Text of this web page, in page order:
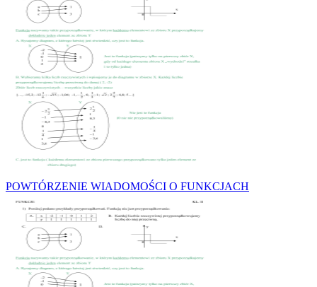
POWTÓRZENIE WIADOMOŚCI O FUNKCJACH